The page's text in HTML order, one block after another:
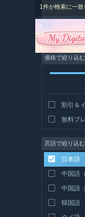
1件が検索に一致
価格で絞り込む
割引＆
無料プ
言語で絞り込む
日本語
中国語
中国語
韓国語